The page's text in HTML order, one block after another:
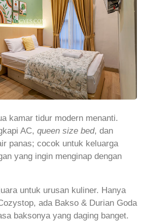
kamar tidur modern menanti.
AC, queen size bed, dan
panas; cocok untuk keluarga
yang ingin menginap dengan
untuk urusan kuliner. Hanya
ada Bakso & Durian Goda
baksonya yang daging banget.